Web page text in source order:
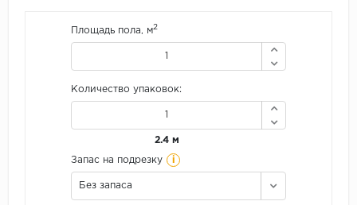
Площадь пола, м2
Количество упаковок:
2.4 м
Запас на подрезку i
Без запаса